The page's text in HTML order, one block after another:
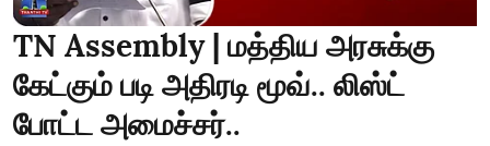
TN Assembly | மத்திய அரசுக்கு
கேட்கும் படி அதிரடி மூவ்.. லிஸ்ட்
போட்ட அமைச்சர்..